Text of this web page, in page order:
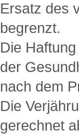
Ersatz des
begrenzt.
Die
der
nach dem
Die
gerechnet